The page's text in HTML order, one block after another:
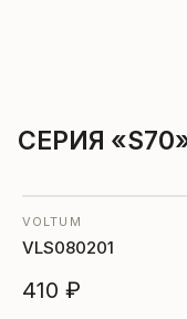
СЕРИЯ
VOLTUM
VLS080201
410 ₽